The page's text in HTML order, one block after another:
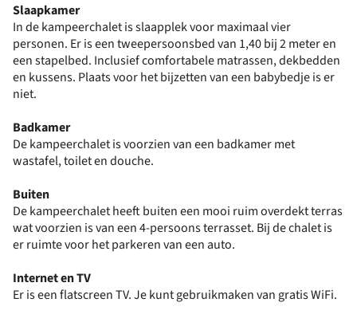
Slaapkamer
In de kampeerchalet is slaapplek voor maximaal vier
personen. Er is een tweepersoonsbed van 1,40 bij 2 meter en
een stapelbed. Inclusief comfortabele matrassen, dekbedden
en kussens. Plaats voor het bijzetten van een babybedje is er
niet.
Badkamer
De kampeerchalet is voorzien van een badkamer met
wastafel, toilet en douche.
Buiten
De kampeerchalet heeft buiten een mooi ruim overdekt terras
wat voorzien is van een 4-persoons terrasset. Bij de chalet is
er ruimte voor het parkeren van een auto.
Internet en TV
Er is een flatscreen TV. Je kunt gebruikmaken van gratis WiFi.